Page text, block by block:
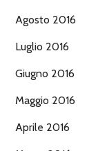
Agosto 2016
Luglio 2016
Giugno 2016
Maggio 2016
Aprile 2016